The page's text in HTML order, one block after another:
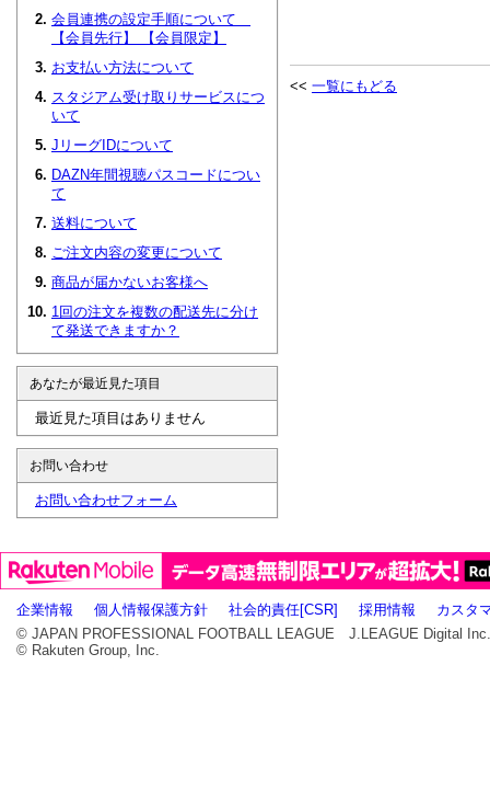
<< 一覧にもどる
会員連携の設定手順について
【会員先行】 【会員限定】
お支払い方法について
スタジアム受け取りサービスにつ
いて
JリーグIDについて
DAZN年間視聴パスコードについ
て
送料について
ご注文内容の変更について
商品が届かないお客様へ
1回の注文を複数の配送先に分け
て発送できますか？
あなたが最近見た項目
最近見た項目はありません
お問い合わせ
お問い合わせフォーム
企業情報 個人情報保護方針 社会的責任[CSR] 採用情報
カスタ
© JAPAN PROFESSIONAL FOOTBALL LEAGUE J.LEAGUE Digital
© Rakuten Group, Inc.